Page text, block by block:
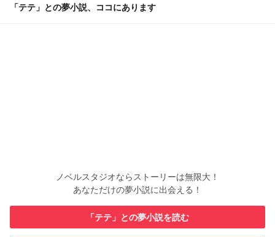
「テテ」との夢小説、ココにあります
ノベルスタジオならストーリーは無限大！
あなただけの夢小説に出会える！
「テテ」との夢小説を読む